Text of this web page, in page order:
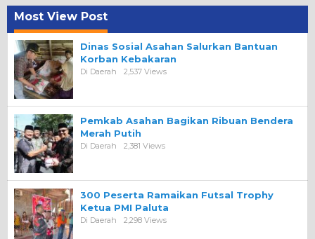
Most View Post
Dinas Sosial Asahan Salurkan Bantuan
Korban Kebakaran
Di Daerah 2,537 Views
Pemkab Asahan Bagikan Ribuan Bendera
Merah Putih
Di Daerah 2,381 Views
300 Peserta Ramaikan Futsal Trophy
Ketua PMI Paluta
Di Daerah 2,298 Views